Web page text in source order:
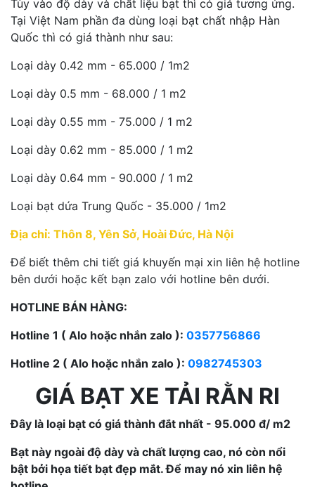
Tùy vào độ dày và chất liệu bạt thì có giá tương ứng.
Tại Việt Nam phần đa dùng loại bạt chất nhập Hàn
Quốc thì có giá thành như sau:
Loại dày 0.42 mm - 65.000 / 1m2
Loại dày 0.5 mm - 68.000 / 1 m2
Loại dày 0.55 mm - 75.000 / 1 m2
Loại dày 0.62 mm - 85.000 / 1 m2
Loại dày 0.64 mm - 90.000 / 1 m2
Loại bạt dứa Trung Quốc - 35.000 / 1m2
Địa chỉ: Thôn 8, Yên Sở, Hoài Đức, Hà Nội
Để biết thêm chi tiết giá khuyến mại xin liên hệ hotline
bên dưới hoặc kết bạn zalo với hotline bên dưới.
HOTLINE BÁN HÀNG:
Hotline 1 ( Alo hoặc nhắn zalo ): 0357756866
Hotline 2 ( Alo hoặc nhắn zalo ): 0982745303
GIÁ BẠT XE TẢI RẰN RI
Đây là loại bạt có giá thành đắt nhất - 95.000 đ/ m2
Bạt này ngoài độ dày và chất lượng cao, nó còn nổi
bật bởi họa tiết bạt đẹp mắt. Để may nó xin liên hệ